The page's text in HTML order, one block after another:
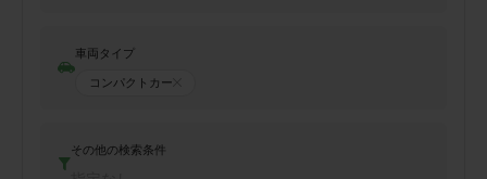
車両タイプ
コンパクトカー
その他の検索条件